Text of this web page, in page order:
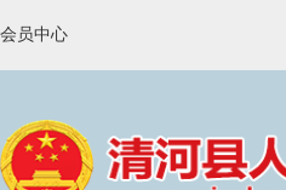
会员中心